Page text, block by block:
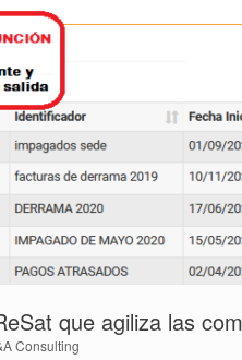
que agiliza las
Consulting